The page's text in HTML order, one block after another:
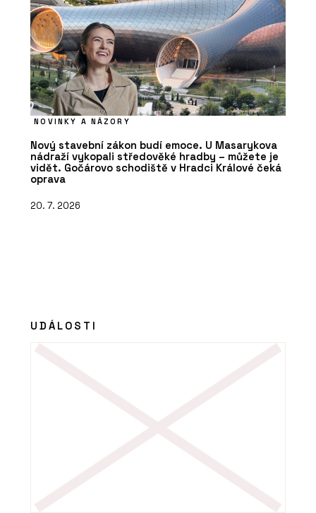
NOVINKY A NÁZORY
Nový stavební zákon budí emoce. U Masarykova
nádraží vykopali středověké hradby – můžete je
vidět. Gočárovo schodiště v Hradci Králové čeká
oprava
20. 7. 2026
UDÁLOSTI